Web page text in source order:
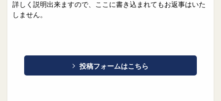
詳しく説明出来ますので、ここに書き込まれてもお返事はいた
しません。
投稿フォームはこちら